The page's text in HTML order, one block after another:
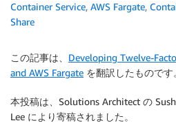
Container Service, AWS Fargate,
Share
この記事は、 Developing Twelve-
and AWS Fargate を翻訳したものです
本投稿は、Solutions Architect の
Lee により寄稿されました。